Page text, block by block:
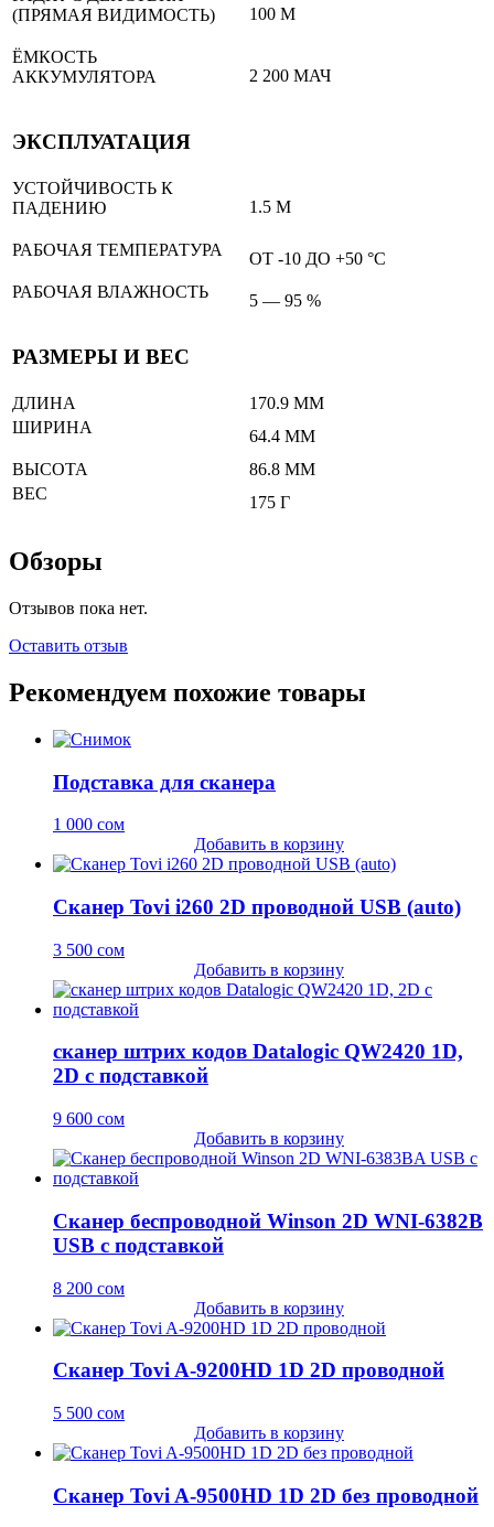
(ПРЯМАЯ ВИДИМОСТЬ)
100 М
ЁМКОСТЬ
АККУМУЛЯТОРА
2 200 МАЧ
ЭКСПЛУАТАЦИЯ
УСТОЙЧИВОСТЬ К
ПАДЕНИЮ
1.5 М
РАБОЧАЯ ТЕМПЕРАТУРА
ОТ -10 ДО +50 °С
РАБОЧАЯ ВЛАЖНОСТЬ
5 — 95 %
РАЗМЕРЫ И ВЕС
ДЛИНА
170.9 ММ
ШИРИНА
64.4 ММ
ВЫСОТА
86.8 ММ
ВЕС
175 Г
Обзоры
Отзывов пока нет.
Оставить отзыв
Рекомендуем похожие товары
Подставка для сканера
1 000 сом
Добавить в корзину
Сканер Tovi i260 2D проводной USB (auto)
3 500 сом
Добавить в корзину
сканер штрих кодов Datalogic QW2420 1D,
2D с подставкой
9 600 сом
Добавить в корзину
Сканер беспроводной Winson 2D WNI-6382B
USB с подставкой
8 200 сом
Добавить в корзину
Сканер Tovi A-9200HD 1D 2D проводной
5 500 сом
Добавить в корзину
Сканер Tovi A-9500HD 1D 2D без проводной